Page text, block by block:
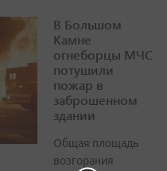
В Большом
Камне
огнеборцы МЧС
потушили
пожар в
заброшенном
здании
Общая площадь
возгорания